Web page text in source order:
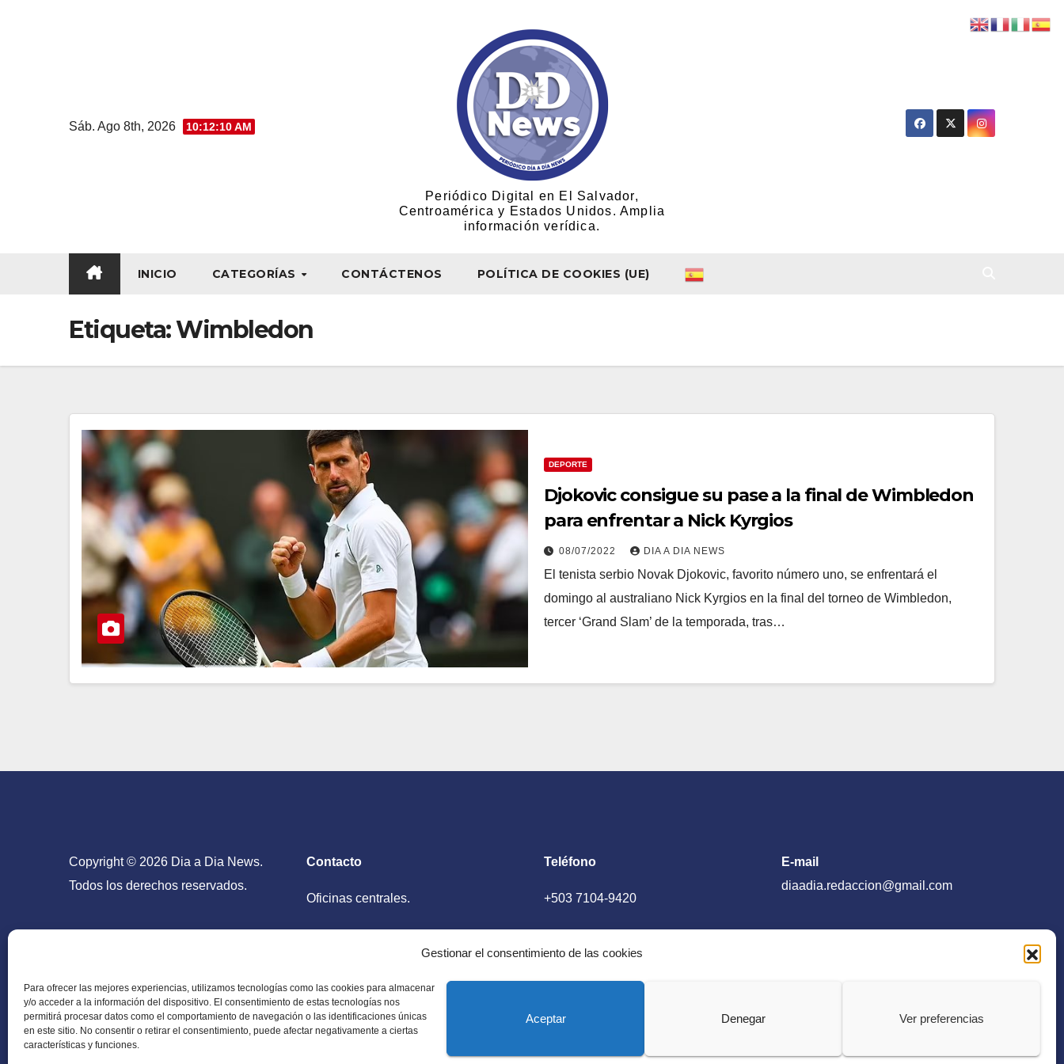
Gestionar el consentimiento de las cookies
Para ofrecer las mejores experiencias, utilizamos tecnologías como las cookies para almacenar
y/o acceder a la información del dispositivo. El consentimiento de estas tecnologías nos
permitirá procesar datos como el comportamiento de navegación o las identificaciones únicas
en este sitio. No consentir o retirar el consentimiento, puede afectar negativamente a ciertas
características y funciones.
Aceptar Denegar Ver preferencias
Sáb. Ago 8th, 2026 10:12:11 AM
Periódico Digital en El Salvador,
Centroamérica y Estados Unidos. Amplia
información verídica.
INICIO CATEGORÍAS CONTÁCTENOS POLÍTICA DE COOKIES (UE)
Etiqueta:Wimbledon
DEPORTE
Djokovic consigue su pase a la final de Wimbledon
para enfrentar a Nick Kyrgios
08/07/2022 DIA A DIA NEWS
El tenista serbio Novak Djokovic, favorito número uno, se enfrentará el
domingo al australiano Nick Kyrgios en la final del torneo de Wimbledon,
tercer ‘Grand Slam’ de la temporada, tras…
Copyright © 2026 Dia a Dia News.
Todos los derechos reservados.
Contacto
Oficinas centrales.
Teléfono
+503 7104-9420
E-mail
diaadia.redaccion@gmail.com
Periódico Digital en El Salvador, Centroamérica y Estados Unidos. Amplia